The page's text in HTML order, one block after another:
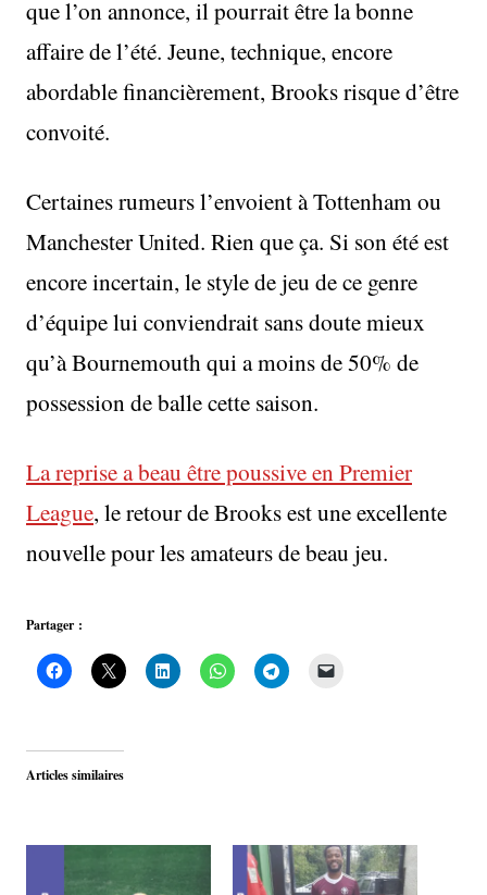
que l’on annonce, il pourrait être la bonne
affaire de l’été. Jeune, technique, encore
abordable financièrement, Brooks risque d’être
convoité.
Certaines rumeurs l’envoient à Tottenham ou
Manchester United. Rien que ça. Si son été est
encore incertain, le style de jeu de ce genre
d’équipe lui conviendrait sans doute mieux
qu’à Bournemouth qui a moins de 50% de
possession de balle cette saison.
La reprise a beau être poussive en Premier
League, le retour de Brooks est une excellente
nouvelle pour les amateurs de beau jeu.
Partager :
Articles similaires